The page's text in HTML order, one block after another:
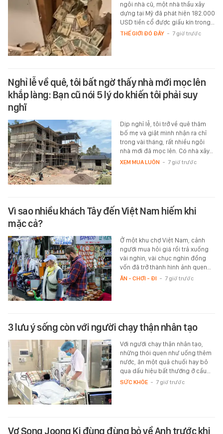
ngôi nhà cũ, một nhà thầu xây
dựng tại Mỹ đã phát hiện 182.000
USD tiền cổ được giấu kín trong…
THẾ GIỚI ĐÓ ĐÂY - 7 giờ trước
Nghỉ lễ về quê, tôi bất ngờ thấy nhà mới mọc lên
khắp làng: Bạn cũ nói 5 lý do khiến tôi phải suy
nghĩ
Dịp nghỉ lễ, tôi trở về quê thăm
bố mẹ và giật mình nhận ra chỉ
trong vài tháng, rất nhiều ngôi
nhà mới đã mọc lên. Có nhà xây…
XEM MUA LUÔN - 7 giờ trước
Vì sao nhiều khách Tây đến Việt Nam hiếm khi
mặc cả?
Ở một khu chợ Việt Nam, cảnh
người mua hỏi giá rồi trả xuống
vài nghìn, vài chục nghìn đồng
vốn đã trở thành hình ảnh quen…
ĂN - CHƠI - ĐI - 7 giờ trước
3 lưu ý sống còn với người chạy thận nhân tạo
Với người chạy thận nhân tạo,
những thói quen như uống thêm
nước, ăn một quả chuối hay bỏ
qua dấu hiệu bất thường ở cầu…
SỨC KHỎE - 7 giờ trước
Vợ Song Joong Ki đùng đùng bỏ về Anh trước khi